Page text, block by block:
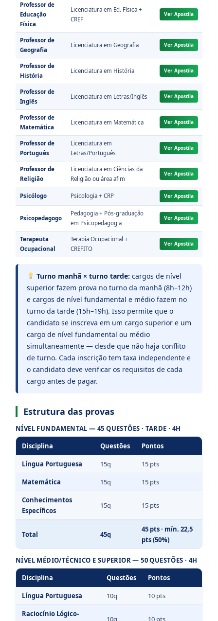
Professor de
Educação
Física
Licenciatura em Ed. Física +
CREF
Ver Apostila
Professor de
Geografia
Licenciatura em Geografia Ver Apostila
Professor de
História
Licenciatura em História Ver Apostila
Professor de
Inglês
Licenciatura em Letras/Inglês Ver Apostila
Professor de
Matemática
Licenciatura em Matemática Ver Apostila
Professor de
Português
Licenciatura em
Letras/Português
Ver Apostila
Professor de
Religião
Licenciatura em Ciências da
Religião ou área afim
Ver Apostila
Psicólogo Psicologia + CRP Ver Apostila
Psicopedagogo
Pedagogia + Pós-graduação
em Psicopedagogia
Ver Apostila
Terapeuta
Ocupacional
Terapia Ocupacional +
CREFITO
Ver Apostila
Turno manhã × turno tarde: cargos de nível
superior fazem prova no turno da manhã (8h–12h)
e cargos de nível fundamental e médio fazem no
turno da tarde (15h–19h). Isso permite que o
candidato se inscreva em um cargo superior e um
cargo de nível fundamental ou médio
simultaneamente — desde que não haja conflito
de turno. Cada inscrição tem taxa independente e
o candidato deve verificar os requisitos de cada
cargo antes de pagar.
Estrutura das provas
NÍVEL FUNDAMENTAL — 45 QUESTÕES · TARDE · 4H
Disciplina
Questões Pontos
Língua Portuguesa 15q 15 pts
Matemática 15q 15 pts
Conhecimentos
Específicos
15q 15 pts
Total 45q
45 pts · mín. 22,5
pts (50%)
NÍVEL MÉDIO/TÉCNICO E SUPERIOR — 50 QUESTÕES · 4H
Disciplina
Questões Pontos
Língua Portuguesa 10q 10 pts
Raciocínio Lógico-
10q 10 pts